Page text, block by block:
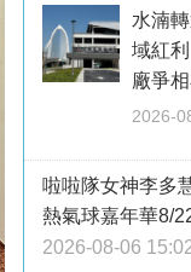
水湳
域紅
廠爭
2026-
啦啦隊女神李多
熱氣球嘉年華8/
2026-08-06